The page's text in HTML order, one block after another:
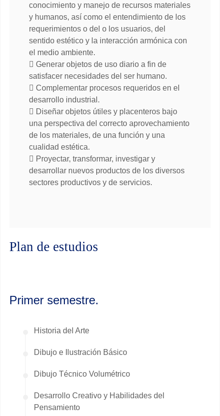
conocimiento y manejo de recursos materiales
y humanos, así como el entendimiento de los
requerimientos o del o los usuarios, del
sentido estético y la interacción armónica con
el medio ambiente.
Generar objetos de uso diario a fin de
satisfacer necesidades del ser humano.
Complementar procesos requeridos en el
desarrollo industrial.
Diseñar objetos útiles y placenteros bajo
una perspectiva del correcto aprovechamiento
de los materiales, de una función y una
cualidad estética.
Proyectar, transformar, investigar y
desarrollar nuevos productos de los diversos
sectores productivos y de servicios.
Plan de estudios
Primer semestre.
Historia del Arte
Dibujo e Ilustración Básico
Dibujo Técnico Volumétrico
Desarrollo Creativo y Habilidades del
Pensamiento